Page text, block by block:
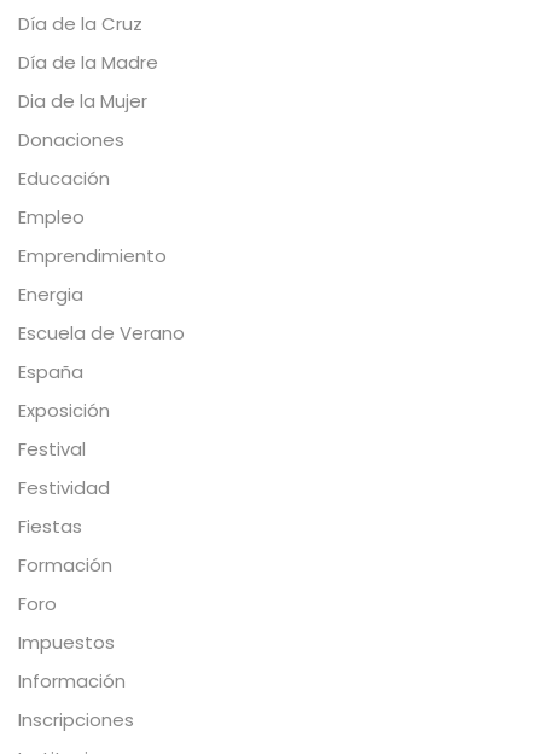
Día de la Cruz
Día de la Madre
Dia de la Mujer
Donaciones
Educación
Empleo
Emprendimiento
Energia
Escuela de Verano
España
Exposición
Festival
Festividad
Fiestas
Formación
Foro
Impuestos
Información
Inscripciones